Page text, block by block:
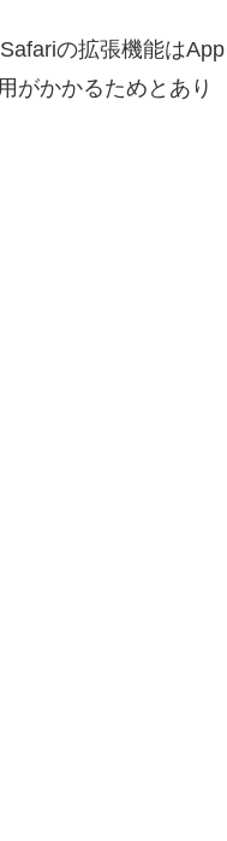
の拡張機能はApp
がかかるためとあり